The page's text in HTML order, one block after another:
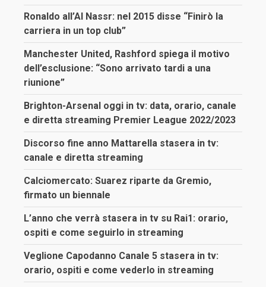
Ronaldo all’Al Nassr: nel 2015 disse “Finirò la
carriera in un top club”
Manchester United, Rashford spiega il motivo
dell’esclusione: “Sono arrivato tardi a una
riunione”
Brighton-Arsenal oggi in tv: data, orario, canale
e diretta streaming Premier League 2022/2023
Discorso fine anno Mattarella stasera in tv:
canale e diretta streaming
Calciomercato: Suarez riparte da Gremio,
firmato un biennale
L’anno che verrà stasera in tv su Rai1: orario,
ospiti e come seguirlo in streaming
Veglione Capodanno Canale 5 stasera in tv:
orario, ospiti e come vederlo in streaming